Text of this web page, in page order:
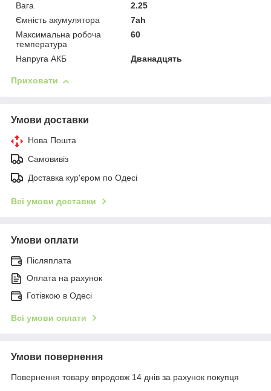
Вага
2.25
Ємність акумулятора
7ah
Максимальна робоча
температура
60
Напруга АКБ Дванадцять
Приховати
Умови доставки
Нова Пошта
Самовивіз
Доставка кур'єром по Одесі
Всі умови доставки
Умови оплати
Післяплата
Оплата на рахунок
Готівкою в Одесі
Всі умови оплати
Умови повернення
Повернення товару впродовж 14 днів за рахунок покупця